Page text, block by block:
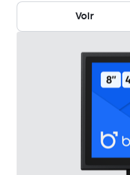
Voir